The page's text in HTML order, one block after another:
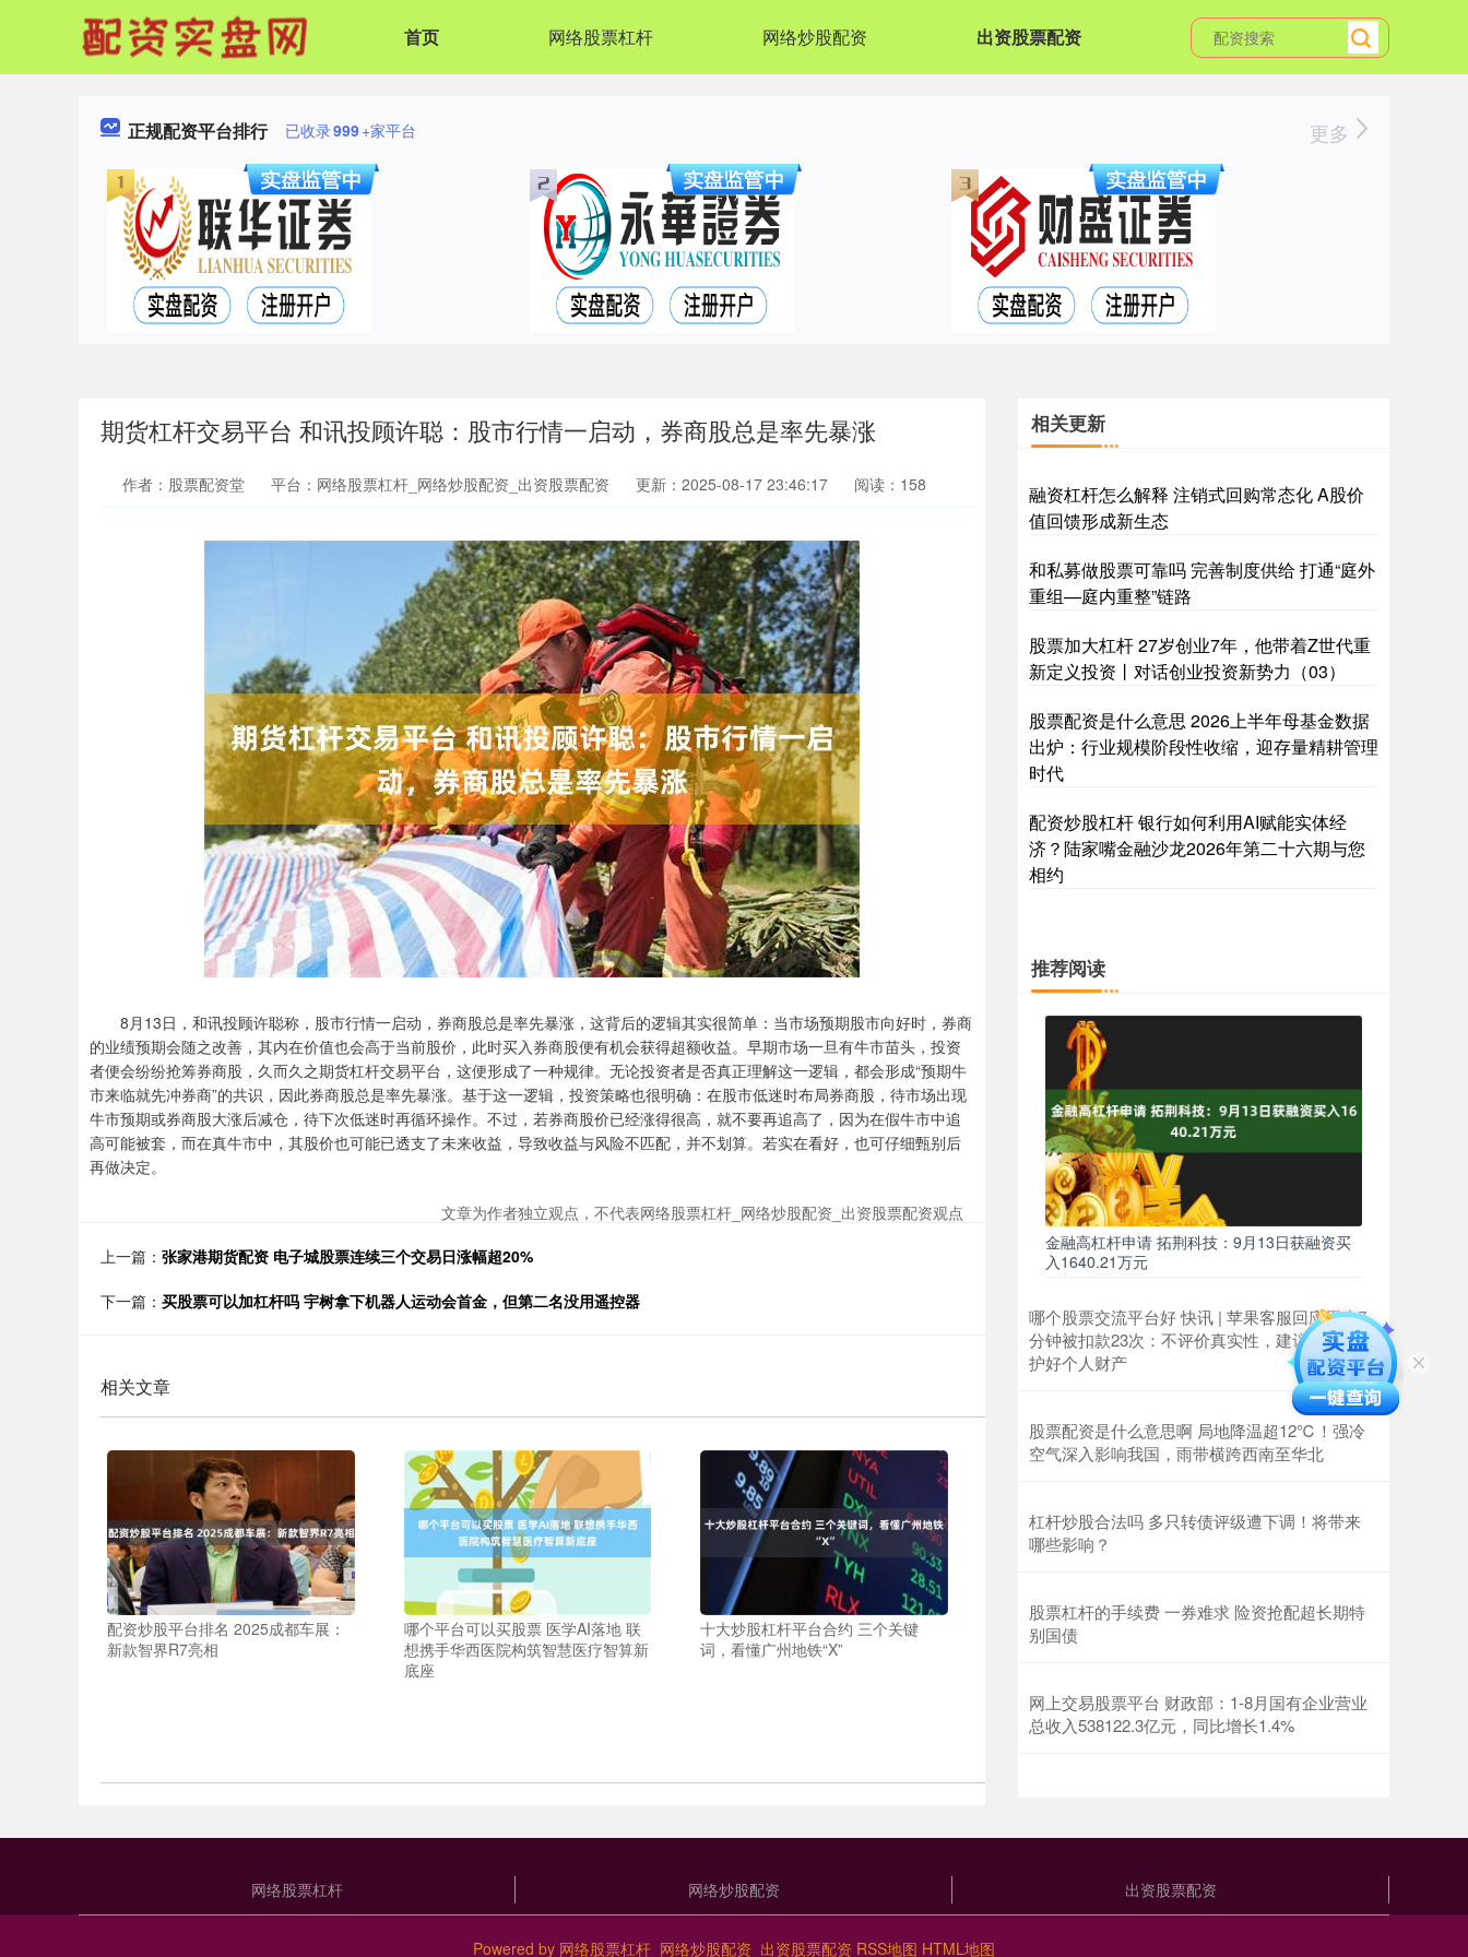
首页 网络股票杠杆 网络炒股配资 出资股票配资
正规配资平台排行 已收录999+家平台 更多
期货杠杆交易平台 和讯投顾许聪：股市行情一启动，券商股总是率先暴涨
作者：股票配资堂 平台：网络股票杠杆_网络炒股配资_出资股票配资 更新：2025-08-17 23:46:17 阅读：158
8月13日，和讯投顾许聪称，股市行情一启动，券商股总是率先暴涨，这背后的逻辑其实很简单：当市场预期股市向好时，券商
的业绩预期会随之改善，其内在价值也会高于当前股价，此时买入券商股便有机会获得超额收益。早期市场一旦有牛市苗头，投资
者便会纷纷抢筹券商股，久而久之期货杠杆交易平台，这便形成了一种规律。无论投资者是否真正理解这一逻辑，都会形成“预期牛
市来临就先冲券商”的共识，因此券商股总是率先暴涨。基于这一逻辑，投资策略也很明确：在股市低迷时布局券商股，待市场出现
牛市预期或券商股大涨后减仓，待下次低迷时再循环操作。不过，若券商股价已经涨得很高，就不要再追高了，因为在假牛市中追
高可能被套，而在真牛市中，其股价也可能已透支了未来收益，导致收益与风险不匹配，并不划算。若实在看好，也可仔细甄别后
再做决定。
文章为作者独立观点，不代表网络股票杠杆_网络炒股配资_出资股票配资观点
上一篇： 张家港期货配资 电子城股票连续三个交易日涨幅超20%
下一篇： 买股票可以加杠杆吗 宇树拿下机器人运动会首金，但第二名没用遥控器
相关文章
配资炒股平台排名 2025成都车展：
新款智界R7亮相
哪个平台可以买股票 医学AI落地 联
想携手华西医院构筑智慧医疗智算新
底座
十大炒股杠杆平台合约 三个关键
词，看懂广州地铁“X”
相关更新
融资杠杆怎么解释 注销式回购常态化 A股价
值回馈形成新生态
和私募做股票可靠吗 完善制度供给 打通“庭外
重组—庭内重整”链路
股票加大杠杆 27岁创业7年，他带着Z世代重
新定义投资丨对话创业投资新势力（03）
股票配资是什么意思 2026上半年母基金数据
出炉：行业规模阶段性收缩，迎存量精耕管理
时代
配资炒股杠杆 银行如何利用AI赋能实体经
济？陆家嘴金融沙龙2026年第二十六期与您
相约
推荐阅读
金融高杠杆申请 拓荆科技：9月13日获融资买
入1640.21万元
哪个股票交流平台好 快讯 | 苹果客服回应用户7
分钟被扣款23次：不评价真实性，建议用户保
护好个人财产
股票配资是什么意思啊 局地降温超12℃！强冷
空气深入影响我国，雨带横跨西南至华北
杠杆炒股合法吗 多只转债评级遭下调！将带来
哪些影响？
股票杠杆的手续费 一券难求 险资抢配超长期特
别国债
网上交易股票平台 财政部：1-8月国有企业营业
总收入538122.3亿元，同比增长1.4%
网络股票杠杆 网络炒股配资 出资股票配资
Powered by 网络股票杠杆_网络炒股配资_出资股票配资 RSS地图 HTML地图